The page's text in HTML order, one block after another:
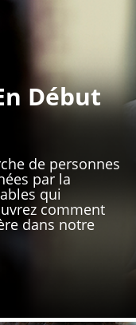
Début
de personnes
par la
qui
comment
dans notre